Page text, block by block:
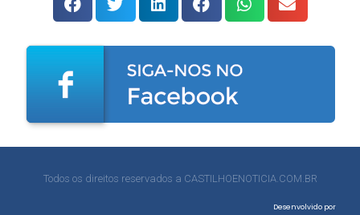
Todos os direitos reservados a CASTILHOENOTICIA.COM.BR
Desenvolvido por